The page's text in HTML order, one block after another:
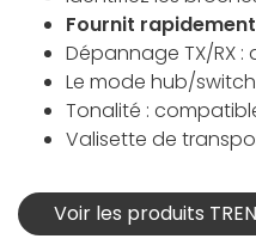
Fournit
Dépannage TX/RX
Le mode hub/
Tonalité :
Valisette de
Voir les produits